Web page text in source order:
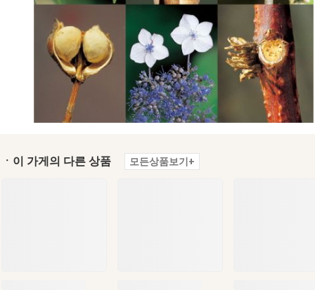
ㆍ이 가게의 다른 상품 모든상품보기+